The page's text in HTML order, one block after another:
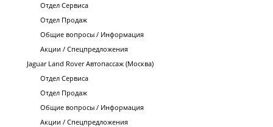
Отдел Сервиса
Отдел Продаж
Общие вопросы / Информация
Акции / Спецпредложения
Jaguar Land Rover Автопассаж (Москва)
Отдел Сервиса
Отдел Продаж
Общие вопросы / Информация
Акции / Спецпредложения